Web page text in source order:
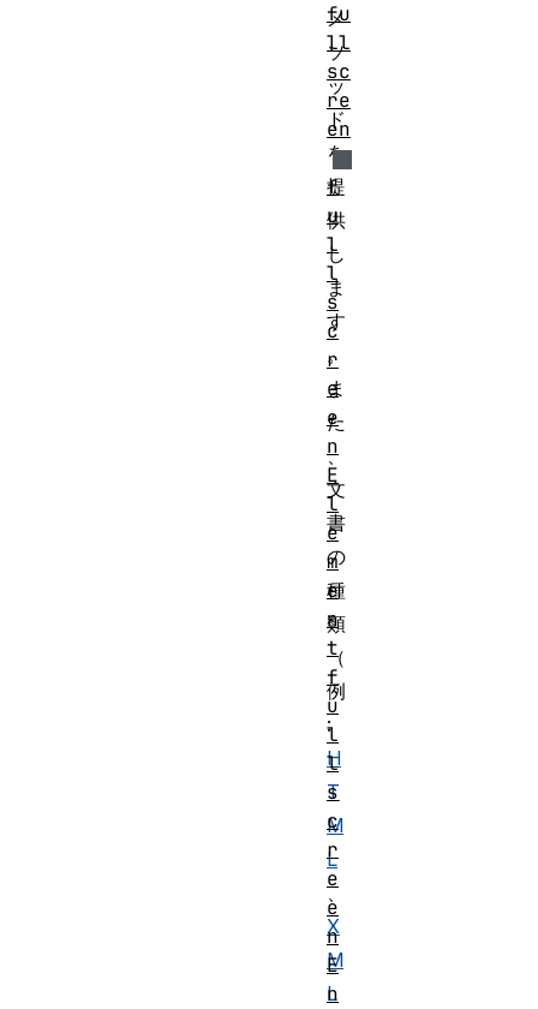
メ
ソ
ッ
ド
を
提
供
し
ま
す
。
ま
た
、
文
書
の
種
類
（
例
:
H
T
M
L
、
X
M
L
fu
ll
sc
re
en
f
u
l
l
s
c
r
e
e
n
E
l
e
m
e
n
t
f
u
l
l
s
c
r
e
e
n
E
n